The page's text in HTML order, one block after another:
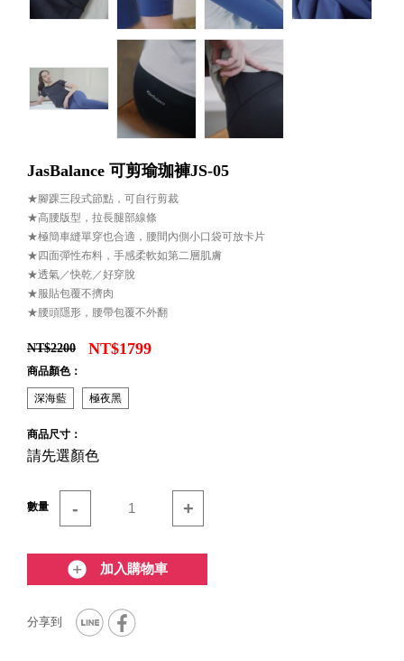
JasBalance 可剪瑜珈褲JS-05
★腳踝三段式節點，可自行剪裁
★高腰版型，拉長腿部線條
★極簡車縫單穿也合適，腰間內側小口袋可放卡片
★四面彈性布料，手感柔軟如第二層肌膚
★透氣／快乾／好穿脫
★服貼包覆不擠肉
★腰頭隱形，腰帶包覆不外翻
NT$2200 NT$1799
商品顏色：
深海藍 極夜黑
商品尺寸：
請先選顏色
數量 - +
加入購物車